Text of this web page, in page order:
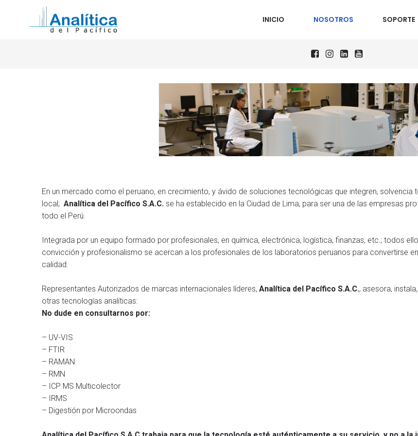
INICIO NOSOTROS SOPORTE
En un mercado como el peruano, en crecimiento, y ávido de soluciones tecnológicas que integren,
local; Analítica del Pacífico S.A.C. se ha establecido en la Ciudad de Lima, para ser una de las empresas
todo el Perú.
Integrada por un equipo formado por profesionales, en química, electrónica, logística, finanzas, etc.; todos
convicción y profesionalismo se acercan a los profesionales de los laboratorios peruanos para convertirse
calidad.
Representantes Autorizados de marcas internacionales líderes, Analítica del Pacífico S.A.C., asesora,
otras tecnologías analíticas:
No dude en consultarnos por:
– UV-VIS
– FTIR
– RAMAN
– RMN
– ICP MS Multicolector
– IRMS
– Digestión por Microondas